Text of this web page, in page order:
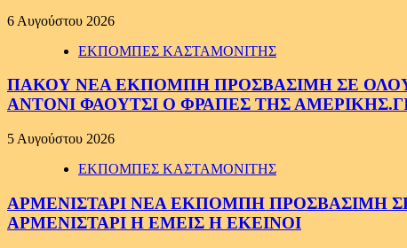
6 Αυγούστου 2026
ΕΚΠΟΜΠΕΣ ΚΑΣΤΑΜΟΝΙΤΗΣ
ΠΑΚΟΥ ΝΕΑ ΕΚΠΟΜΠΗ ΠΡΟΣΒΑΣΙΜΗ ΣΕ
ΑΝΤΟΝΙ ΦΑΟΥΤΣΙ Ο ΦΡΑΠΕΣ ΤΗΣ
5 Αυγούστου 2026
ΕΚΠΟΜΠΕΣ ΚΑΣΤΑΜΟΝΙΤΗΣ
ΑΡΜΕΝΙΣΤΑΡΙ ΝΕΑ ΕΚΠΟΜΠΗ ΠΡΟΣΒΑΣΙΜΗ
ΑΡΜΕΝΙΣΤΑΡΙ Η ΕΜΕΙΣ Η ΕΚΕΙΝΟΙ